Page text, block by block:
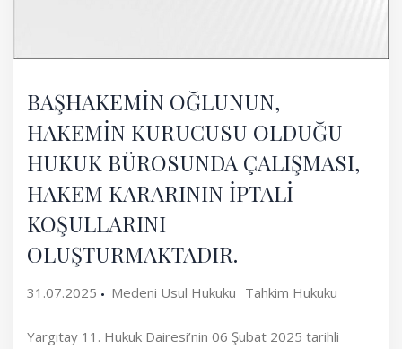
BAŞHAKEMİN OĞLUNUN,
HAKEMİN KURUCUSU OLDUĞU
HUKUK BÜROSUNDA ÇALIŞMASI,
HAKEM KARARININ İPTALİ
KOŞULLARINI
OLUŞTURMAKTADIR.
31.07.2025 Medeni Usul Hukuku Tahkim Hukuku
Yargıtay 11. Hukuk Dairesi’nin 06 Şubat 2025 tarihli